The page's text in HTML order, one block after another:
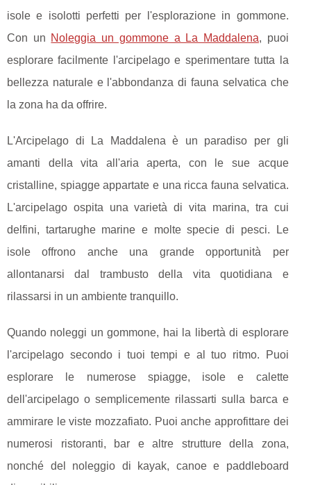
isole e isolotti perfetti per l'esplorazione in gommone.
Con un Noleggia un gommone a La Maddalena, puoi
esplorare facilmente l'arcipelago e sperimentare tutta la
bellezza naturale e l'abbondanza di fauna selvatica che
la zona ha da offrire.
L'Arcipelago di La Maddalena è un paradiso per gli
amanti della vita all'aria aperta, con le sue acque
cristalline, spiagge appartate e una ricca fauna selvatica.
L'arcipelago ospita una varietà di vita marina, tra cui
delfini, tartarughe marine e molte specie di pesci. Le
isole offrono anche una grande opportunità per
allontanarsi dal trambusto della vita quotidiana e
rilassarsi in un ambiente tranquillo.
Quando noleggi un gommone, hai la libertà di esplorare
l'arcipelago secondo i tuoi tempi e al tuo ritmo. Puoi
esplorare le numerose spiagge, isole e calette
dell'arcipelago o semplicemente rilassarti sulla barca e
ammirare le viste mozzafiato. Puoi anche approfittare dei
numerosi ristoranti, bar e altre strutture della zona,
nonché del noleggio di kayak, canoe e paddleboard